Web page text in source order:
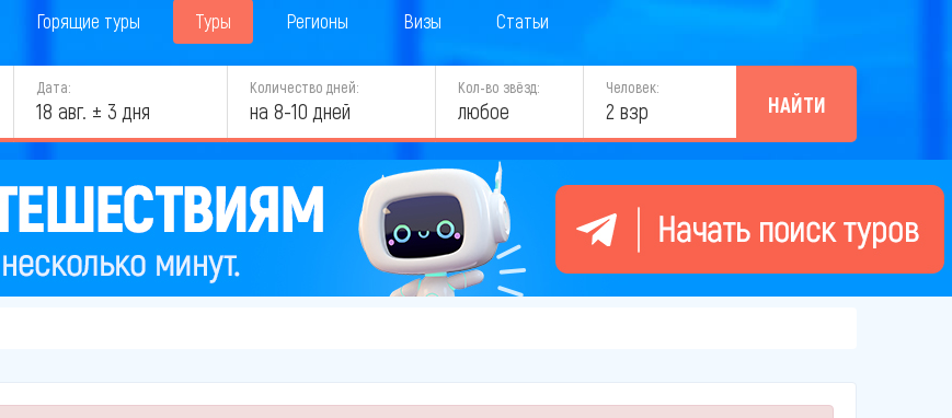
Горящие туры Туры Регионы Визы Статьи
Дата:
18 авг. ± 3 дня
Количество дней:
на 8-10 дней
Кол-во звёзд:
любое
Человек:
2 взр НАЙТИ